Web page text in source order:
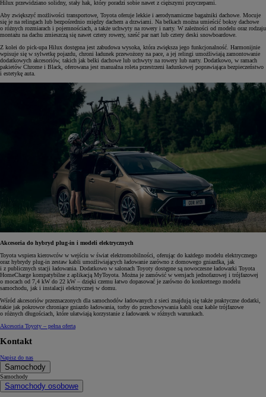
Hilux przewidziano solidny, stały hak, który poradzi sobie nawet z cięższymi przyczepami.
Aby zwiększyć możliwości transportowe, Toyota oferuje lekkie i aerodynamiczne bagażniki dachowe. Mocuje
się je na relingach lub bezpośrednio między dachem a drzwiami. Na belkach można umieścić boksy dachowe
o różnych rozmiarach i pojemnościach, a także uchwyty na rowery i narty. W zależności od modelu oraz rodzaju
montażu na dachu zmieszczą się nawet cztery rowery, sześć par nart lub cztery deski snowboardowe.
Z kolei do pick-upa Hilux dostępna jest zabudowa wysoka, która zwiększa jego funkcjonalność. Harmonijnie
wpisuje się w sylwetkę pojazdu, chroni ładunek przewożony na pace, a jej relingi umożliwiają zamontowanie
dodatkowych akcesoriów, takich jak belki dachowe lub uchwyty na rowery lub narty. Dodatkowo, w ramach
pakietów Chrome i Black, oferowana jest manualna roleta przestrzeni ładunkowej poprawiająca bezpieczeństwo
i estetykę auta.
Akcesoria do hybryd plug-in i modeli elektrycznych
Toyota wspiera kierowców w wejściu w świat elektromobilności, oferując do każdego modelu elektrycznego
oraz hybrydy plug-in zestaw kabli umożliwiających ładowanie zarówno z domowego gniazdka, jak
i z publicznych stacji ładowania. Dodatkowo w salonach Toyoty dostępne są nowoczesne ładowarki Toyota
HomeCharge kompatybilne z aplikacją MyToyota. Można je zamówić w wersjach jednofazowej i trójfazowej
o mocach od 7,4 kW do 22 kW – dzięki czemu łatwo dopasować je zarówno do konkretnego modelu
samochodu, jak i instalacji elektrycznej w domu.
Wśród akcesoriów przeznaczonych dla samochodów ładowanych z sieci znajdują się także praktyczne dodatki,
takie jak pokrowce chroniące gniazdo ładowania, torby do przechowywania kabli oraz kable trójfazowe
o różnych długościach, które ułatwiają korzystanie z ładowarek w różnych warunkach.
Akcesoria Toyoty – pełna oferta
Kontakt
Napisz do nas
Samochody
Samochody
Samochody osobowe